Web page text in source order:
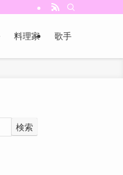
料理家 歌手
検索